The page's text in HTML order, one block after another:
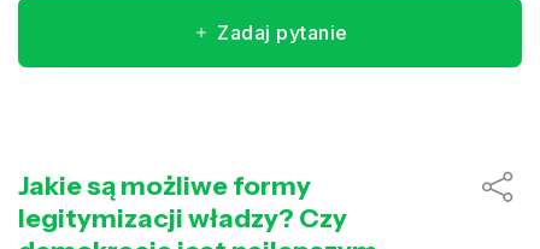
Zadaj pytanie
Jakie są możliwe formy
legitymizacji władzy? Czy